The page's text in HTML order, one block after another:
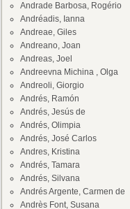
Andrade Barbosa, Rogério
Andréadis, Ianna
Andreae, Giles
Andreano, Joan
Andreas, Joel
Andreevna Michina , Olga
Andreoli, Giorgio
Andrés, Ramón
Andrés, Jesús de
Andrés, Olimpia
Andrés, José Carlos
Andres, Kristina
Andrés, Tamara
Andrés, Silvana
Andrés Argente, Carmen de
Andrès Font, Susana